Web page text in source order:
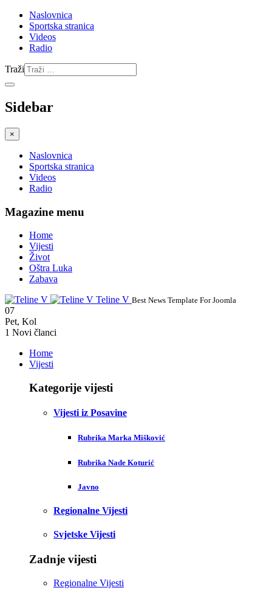
Naslovnica
Sportska stranica
Videos
Radio
Traži
Sidebar
×
Naslovnica
Sportska stranica
Videos
Radio
Magazine menu
Home
Vijesti
Život
Oštra Luka
Zabava
Teline V Best News Template For Joomla
07
Pet, Kol
1 Novi članci
Home
Vijesti
Kategorije vijesti
Vijesti iz Posavine
Rubrika Marka Mišković
Rubrika Nade Koturić
Javno
Regionalne Vijesti
Svjetske Vijesti
Zadnje vijesti
Regionalne Vijesti